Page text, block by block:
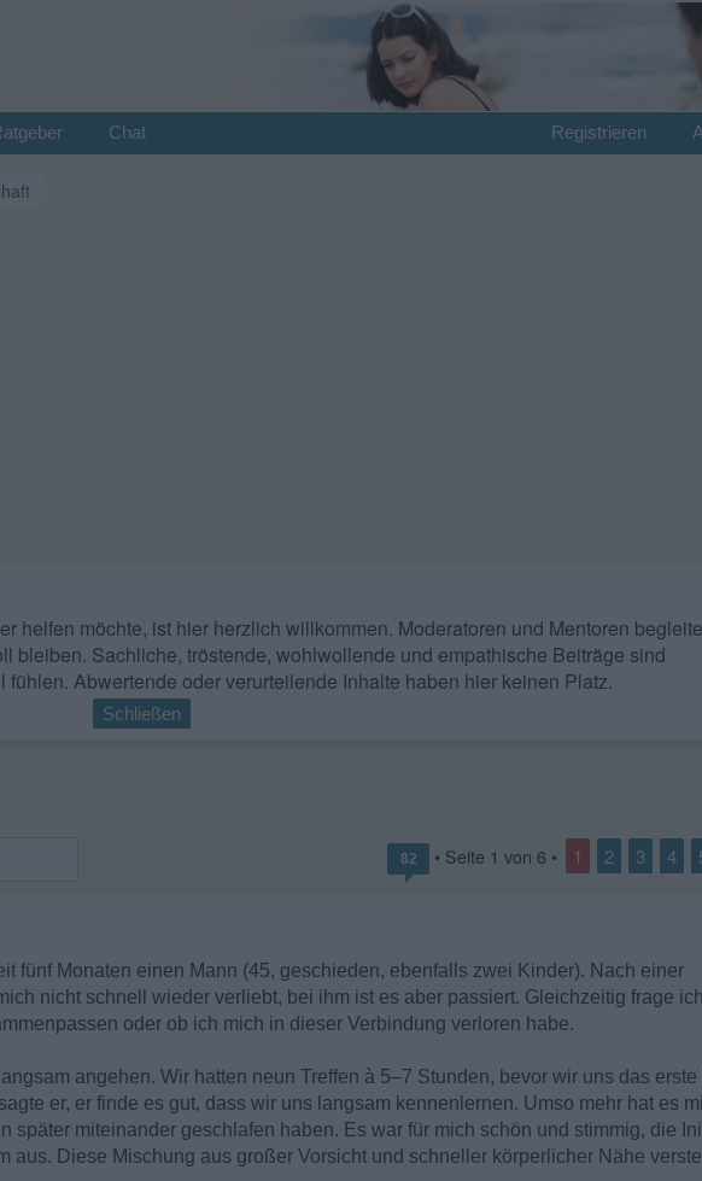
Chat Registrieren
helfen möchte, ist hier herzlich willkommen. Moderatoren und Mentoren
bleiben. Sachliche, tröstende, wohlwollende und empathische Beiträge sind
Abwertende oder verurteilende Inhalte haben hier keinen Platz.
Schließen
82 • Seite 1 von 6 • 1 2 3 4
fünf Monaten einen Mann (45, geschieden, ebenfalls zwei Kinder). Nach einer
nicht schnell wieder verliebt, bei ihm ist es aber passiert. Gleichzeitig frage
oder ob ich mich in dieser Verbindung verloren habe.
angehen. Wir hatten neun Treffen à 5–7 Stunden, bevor wir uns das erste
er, er finde es gut, dass wir uns langsam kennenlernen. Umso mehr hat es
später miteinander geschlafen haben. Es war für mich schön und stimmig, die
aus. Diese Mischung aus großer Vorsicht und schneller körperlicher Nähe